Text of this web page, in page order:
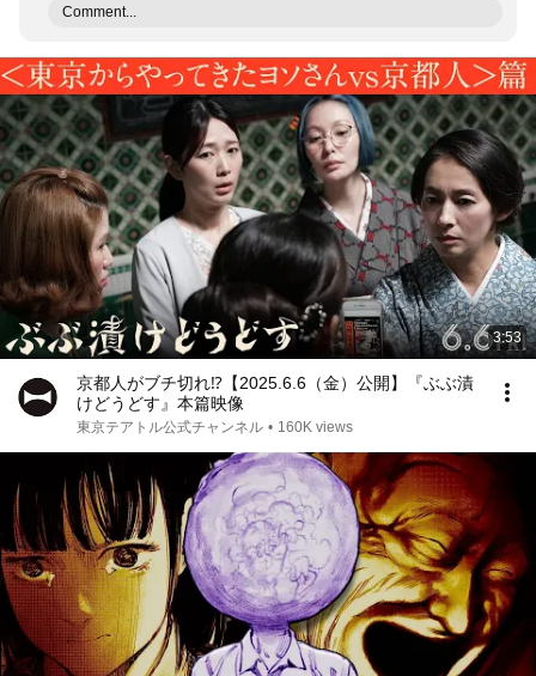
Comment...
3:53
京都人がブチ切れ⁉【2025.6.6（金）公開】『ぶぶ漬
けどうどす』本篇映像
東京テアトル公式チャンネル • 160K views